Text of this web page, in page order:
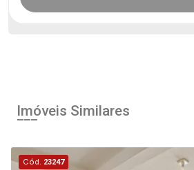
Imóveis Similares
Cód. 23247